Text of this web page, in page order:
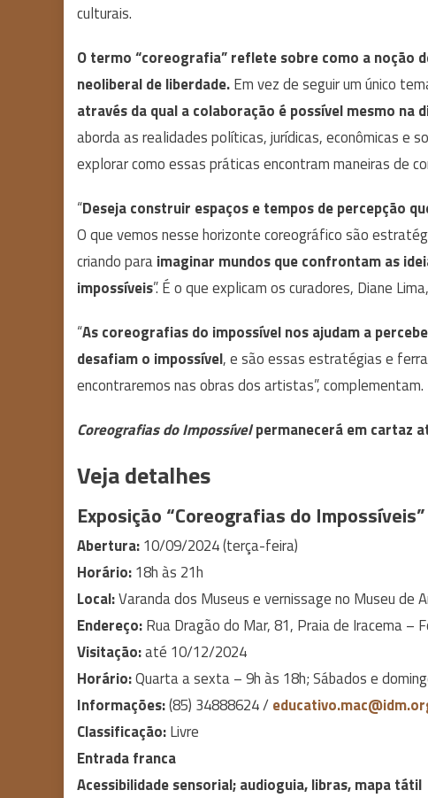
culturais.
O termo “coreografia” reflete sobre como a noção
neoliberal de liberdade.Em vez de seguir um único
através da qual a colaboração é possível mesmo na
aborda as realidades políticas, jurídicas, econômicas e
explorar como essas práticas encontram maneiras de
“Deseja construir espaços e tempos de percepção
O que vemos nesse horizonte coreográfico são
criando paraimaginar mundos que confrontam as
impossíveis”. É o que explicam os curadores, Diane
“As coreografias do impossível nos ajudam a
desafiam o impossível, e são essas estratégias e
encontraremos nas obras dos artistas”, complementam.
Coreografias do Impossívelpermanecerá em cartaz
Veja detalhes
Exposição “Coreografias do Impossíveis”
Abertura:10/09/2024 (terça-feira)
Horário:18h às 21h
Local:Varanda dos Museus e vernissage no Museu de
Endereço:Rua Dragão do Mar, 81, Praia de Iracema –
Visitação:até 10/12/2024
Horário:Quarta a sexta – 9h às 18h; Sábados e
Informações:(85) 34888624 /
Classificação:Livre
Entrada franca
Acessibilidade sensorial; audioguia, libras, mapa tátil